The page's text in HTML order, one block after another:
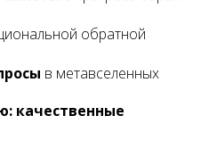
обратной
в метавселенных
качественные